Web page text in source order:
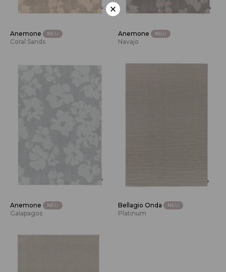
Anemone NEU
Coral Sands
Anemone NEU
Navajo
Anemone NEU
Galapagos
Bellagio Onda NEU
Platinum
×